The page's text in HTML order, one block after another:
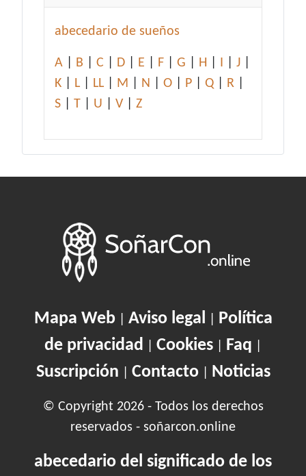
abecedario de sueños
A B C D E F G H I J
K
L LL M N O P Q R
S
T U V Z
Mapa Web| Aviso legal
Política
de privacidad
Cookies Faq
Suscripción Contacto| Noticias
© Copyright 2026 - Todos los derechos
reservados - soñarcon.online
abecedario del significado de los